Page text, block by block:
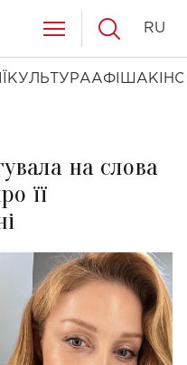
КУЛЬТУРААФІША КІНО
RU
на слова
її